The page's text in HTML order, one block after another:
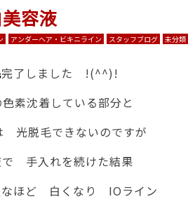
容液
アンダーヘア・ビキニライン スタッフブログ 未分類
完了しました !(^^)!
素沈着している部分と
光脱毛できないのですが
で 手入れを続けた結果
なほど 白くなり IOライン